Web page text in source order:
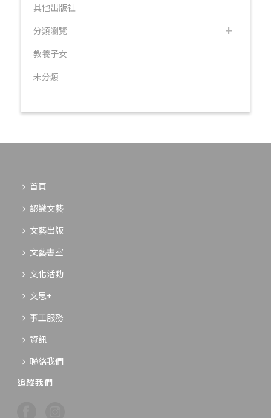
其他出版社
分類瀏覽
教養子女
未分類
首頁
認識文藝
文藝出版
文藝書室
文化活動
文思+
事工服務
資訊
聯絡我們
追蹤我們